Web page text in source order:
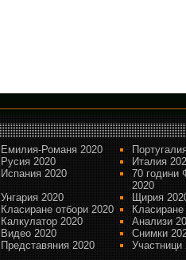
Емилия-Романя 2020
Русия 2020
Италия
Испания 2020
70 години
2020
Унгария 2020
Щирия
Класиране отбори 2020
Калкулатор 2020
Анализи
Видео 2020
Снимки
Представяния 2020
Участници